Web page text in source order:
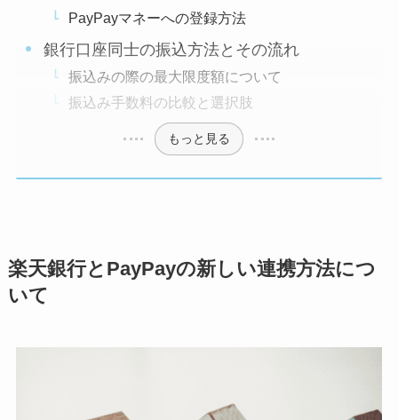
PayPayマネーへの登録方法
銀行口座同士の振込方法とその流れ
振込みの際の最大限度額について
振込み手数料の比較と選択肢
もっと見る
楽天銀行とPayPayの新しい連携方法につ
いて